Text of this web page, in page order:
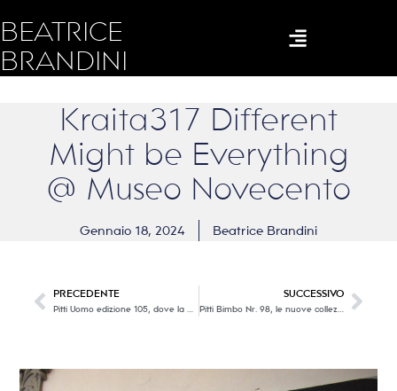
BEATRICE
BRANDINI
Kraita317 Different
Might be Everything
@ Museo Novecento
Gennaio 18, 2024 Beatrice Brandini
PRECEDENTE SUCCESSIVO